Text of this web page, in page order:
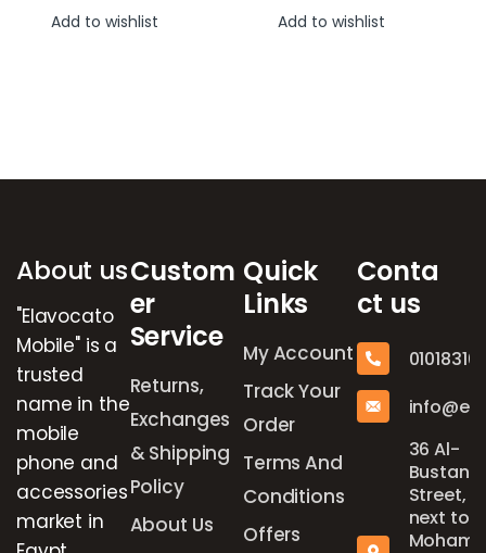
Add to wishlist
Add to wishlist
About us
"Elavocato
Mobile" is a
trusted
name in the
mobile
phone and
accessories
market in
Custom
er
Service
Returns,
Exchanges
& Shipping
Policy
About Us
Quick
Links
My Account
Track Your
Order
Terms And
Conditions
Offers
Conta
ct us
36 Al-
Bustan
Street,
next to